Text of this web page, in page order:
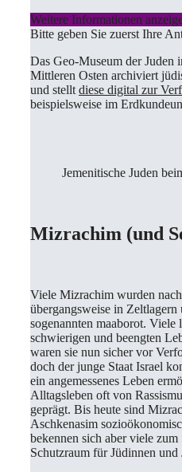
Weitere Informationen
Bitte geben Sie zuerst Ihre
Das Geo-Museum der Juden
Mittleren Osten archiviert
und stelltdiese digital zur
beispielsweise im
Jemenitische Juden
Mizrachim (und
Viele Mizrachim wurden
übergangsweise in Zeltlagern
sogenannten maaborot. Viele
schwierigen und beengten
waren sie nun sicher vor
doch der junge Staat Israel
ein angemessenes Leben
Alltagsleben oft von
geprägt. Bis heute sind
Aschkenasim
bekennen sich aber viele
Schutzraum für Jüdinnen und